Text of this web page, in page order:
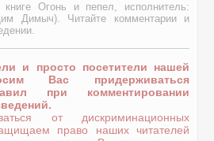
Огонь и пепел, исполнитель:
Димыч). Читайте комментарии и
и просто посетители нашей
Вас придерживаться
при комментировании
от дискриминационных
право наших читателей